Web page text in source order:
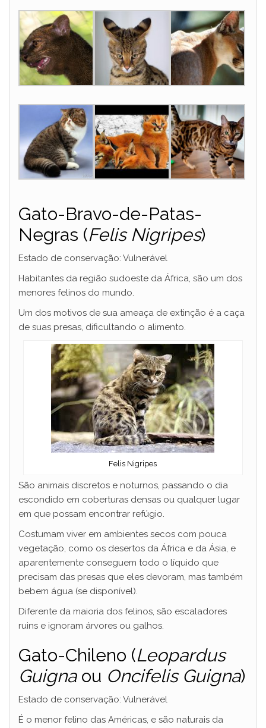
Gato-Bravo-de-Patas-
Negras (Felis Nigripes)
Estado de conservação: Vulnerável
Habitantes da região sudoeste da África, são um dos
menores felinos do mundo.
Um dos motivos de sua ameaça de extinção é a caça
de suas presas, dificultando o alimento.
Felis Nigripes
São animais discretos e noturnos, passando o dia
escondido em coberturas densas ou qualquer lugar
em que possam encontrar refúgio.
Costumam viver em ambientes secos com pouca
vegetação, como os desertos da África e da Ásia, e
aparentemente conseguem todo o líquido que
precisam das presas que eles devoram, mas também
bebem água (se disponível).
Diferente da maioria dos felinos, são escaladores
ruins e ignoram árvores ou galhos.
Gato-Chileno (Leopardus
Guignaou Oncifelis Guigna)
Estado de conservação: Vulnerável
É o menor felino das Américas, e são naturais da